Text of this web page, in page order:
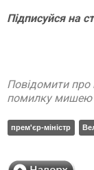
Підписуйсяна
Повідомити про
помилку мишею
прем'єр-міністр